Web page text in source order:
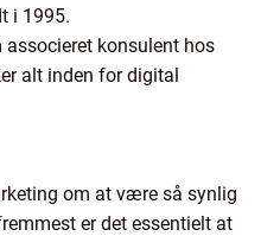
i 1995.
konsulent hos
alt inden for digital
om at være så synlig
er det essentielt at